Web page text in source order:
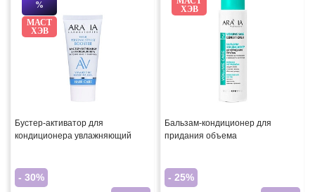
%
МАСТ
ХЭВ
Бустер-активатор для
кондиционера увлажняющий
- 30%
ХЭВ
Бальзам-кондиционер для
придания объема
- 25%